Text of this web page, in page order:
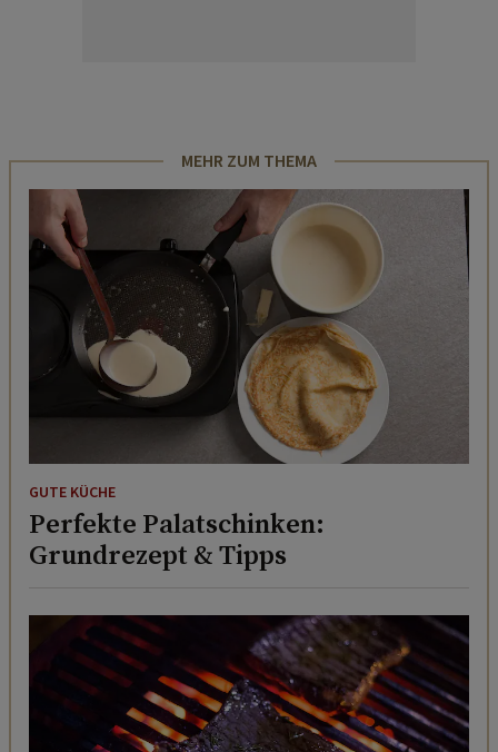
MEHR ZUM THEMA
GUTE KÜCHE
Perfekte Palatschinken:
Grundrezept & Tipps